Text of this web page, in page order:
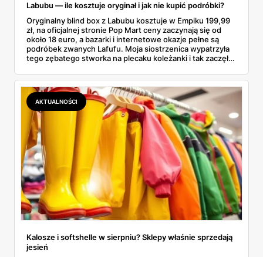
Labubu — ile kosztuje oryginał i jak nie kupić podróbki?
Oryginalny blind box z Labubu kosztuje w Empiku 199,99
zł, na oficjalnej stronie Pop Mart ceny zaczynają się od
około 18 euro, a bazarki i internetowe okazje pełne są
podróbek zwanych Lafufu. Moja siostrzenica wypatrzyła
tego zębatego stworka na plecaku koleżanki i tak zaczęło
kosztuje i po czym poznać, że sprzedawca nie wciska nam
podróbki. Spisałam wszystko, czego się dowiedziałam —
łącznie z jedną wpadką, o której za chwilę.
AKTUALNOŚCI
Kalosze i softshelle w sierpniu? Sklepy właśnie sprzedają
jesień